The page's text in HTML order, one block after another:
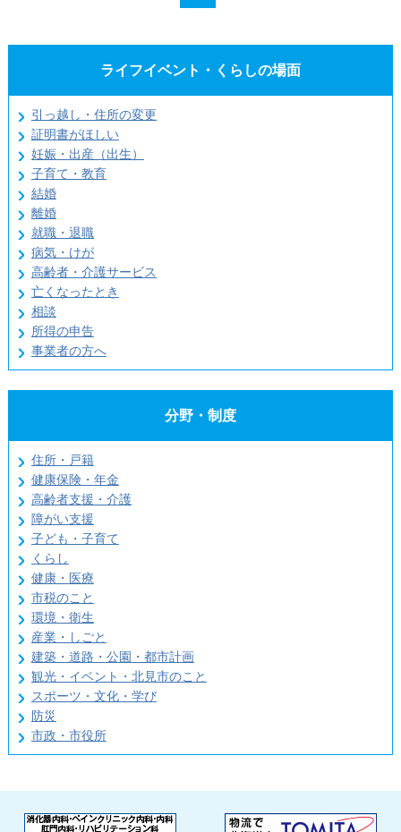
ライフイベント・くらしの場面
引っ越し・住所の変更
証明書がほしい
妊娠・出産（出生）
子育て・教育
結婚
離婚
就職・退職
病気・けが
高齢者・介護サービス
亡くなったとき
相談
所得の申告
事業者の方へ
分野・制度
住所・戸籍
健康保険・年金
高齢者支援・介護
障がい支援
子ども・子育て
くらし
健康・医療
市税のこと
環境・衛生
産業・しごと
建築・道路・公園・都市計画
観光・イベント・北見市のこと
スポーツ・文化・学び
防災
市政・市役所